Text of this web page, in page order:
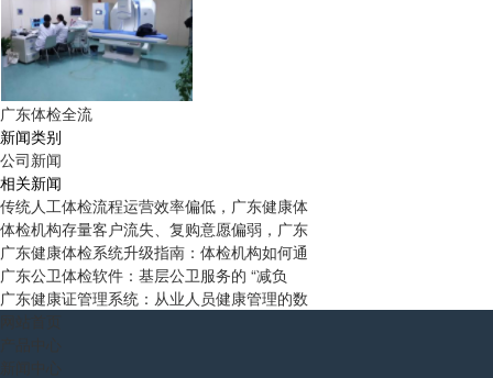
广东体检全流
新闻类别
公司新闻
相关新闻
传统人工体检流程运营效率偏低，广东健康体
体检机构存量客户流失、复购意愿偏弱，广东
广东健康体检系统升级指南：体检机构如何通
广东公卫体检软件：基层公卫服务的 “减负
广东健康证管理系统：从业人员健康管理的数